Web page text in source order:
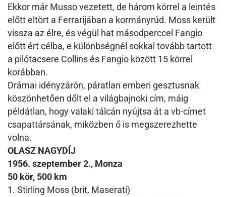
Ekkor már Musso vezetett, de három körrel a leintés
előtt eltört a Ferrarijában a kormányrúd. Moss került
vissza az élre, és végül hat másodperccel Fangio
előtt ért célba, e különbségnél sokkal tovább tartott
a pilótacsere Collins és Fangio között 15 körrel
korábban.
Drámai idényzárón, páratlan emberi gesztusnak
köszönhetően dőlt el a világbajnoki cím, máig
példátlan, hogy valaki tálcán nyújtsa át a vb-címet
csapattársának, miközben ő is megszerezhette
volna.
OLASZ NAGYDÍJ
1956. szeptember 2., Monza
50 kör, 500 km
1. Stirling Moss (brit, Maserati)